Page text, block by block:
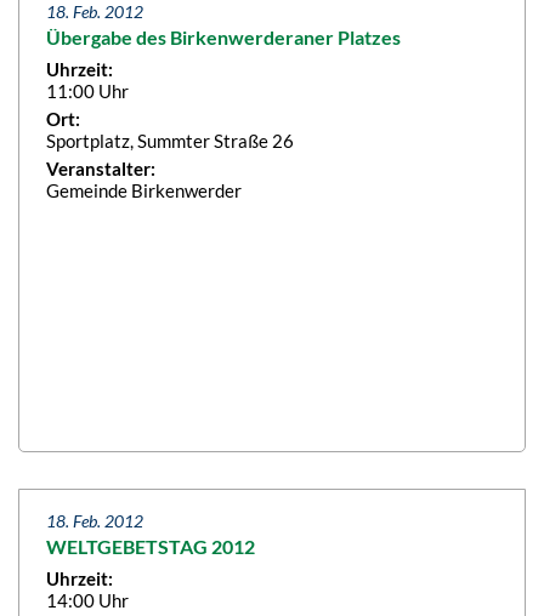
18. Feb. 2012
Übergabe des Birkenwerderaner Platzes
Uhrzeit:
11:00 Uhr
Ort:
Sportplatz, Summter Straße 26
Veranstalter:
Gemeinde Birkenwerder
18. Feb. 2012
WELTGEBETSTAG 2012
Uhrzeit:
14:00 Uhr